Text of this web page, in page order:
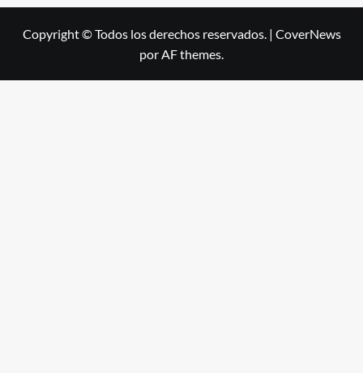
Copyright © Todos los derechos reservados. | CoverNews
por AF themes.